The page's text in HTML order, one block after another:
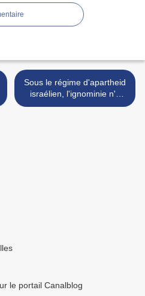
Sous le régime d'apartheid
israélien, l'ignominie n'a
aucune limite >
le portail Canalblog